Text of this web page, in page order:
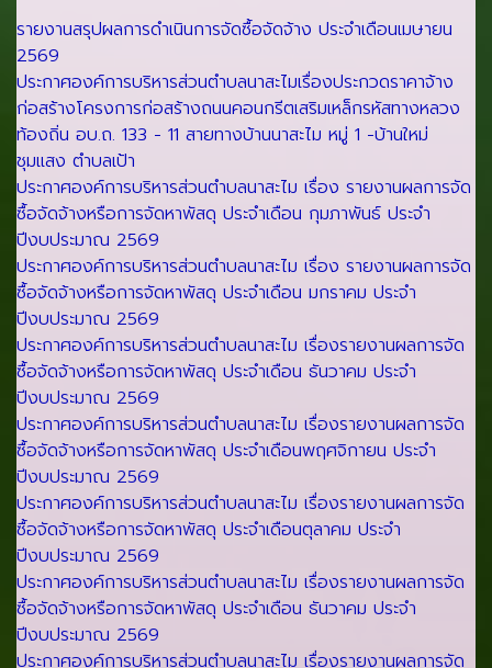
รายงานสรุปผลการดำเนินการจัดซื้อจัดจ้าง ประจำเดือนเมษายน
2569
ประกาศองค์การบริหารส่วนตำบลนาสะไมเรื่องประกวดราคาจ้าง
ก่อสร้างโครงการก่อสร้างถนนคอนกรีตเสริมเหล็กรหัสทางหลวง
ท้องถิ่น อบ.ถ. 133 - 11 สายทางบ้านนาสะไม หมู่ 1 -บ้านใหม่
ชุมแสง ตำบลเป้า
ประกาศองค์การบริหารส่วนตำบลนาสะไม เรื่อง รายงานผลการจัด
ซื้อจัดจ้างหรือการจัดหาพัสดุ ประจำเดือน กุมภาพันธ์ ประจำ
ปีงบประมาณ 2569
ประกาศองค์การบริหารส่วนตำบลนาสะไม เรื่อง รายงานผลการจัด
ซื้อจัดจ้างหรือการจัดหาพัสดุ ประจำเดือน มกราคม ประจำ
ปีงบประมาณ 2569
ประกาศองค์การบริหารส่วนตำบลนาสะไม เรื่องรายงานผลการจัด
ซื้อจัดจ้างหรือการจัดหาพัสดุ ประจำเดือน ธันวาคม ประจำ
ปีงบประมาณ 2569
ประกาศองค์การบริหารส่วนตำบลนาสะไม เรื่องรายงานผลการจัด
ซื้อจัดจ้างหรือการจัดหาพัสดุ ประจำเดือนพฤศจิกายน ประจำ
ปีงบประมาณ 2569
ประกาศองค์การบริหารส่วนตำบลนาสะไม เรื่องรายงานผลการจัด
ซื้อจัดจ้างหรือการจัดหาพัสดุ ประจำเดือนตุลาคม ประจำ
ปีงบประมาณ 2569
ประกาศองค์การบริหารส่วนตำบลนาสะไม เรื่องรายงานผลการจัด
ซื้อจัดจ้างหรือการจัดหาพัสดุ ประจำเดือน ธันวาคม ประจำ
ปีงบประมาณ 2569
ประกาศองค์การบริหารส่วนตำบลนาสะไม เรื่องรายงานผลการจัด